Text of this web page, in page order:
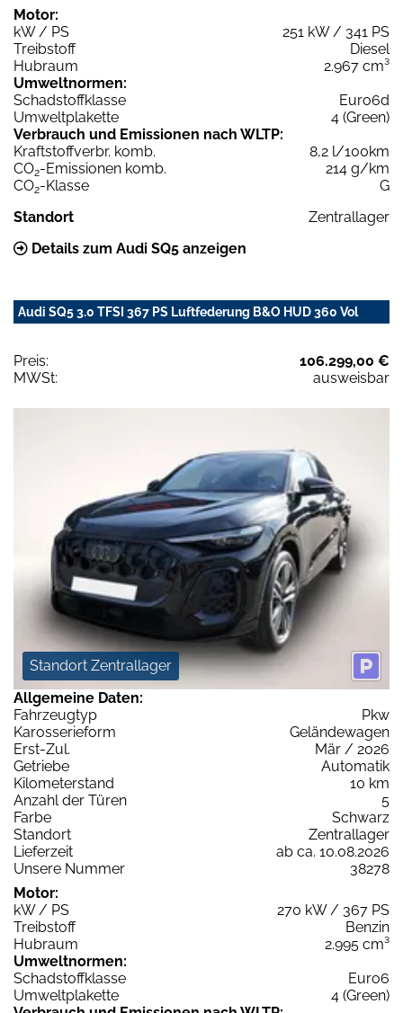
Motor:
kW / PS
251 kW / 341 PS
Treibstoff
Diesel
Hubraum
2.967 cm³
Umweltnormen:
Schadstoffklasse
Euro6d
Umweltplakette
4 (Green)
Verbrauch und Emissionen nach WLTP:
Kraftstoffverbr. komb.
8,2 l/100km
CO2-Emissionen komb.
214 g/km
CO2-Klasse
G
Standort
Zentrallager
Details zum Audi SQ5 anzeigen
Audi SQ5 3.0 TFSI 367 PS Luftfederung B&O HUD 360 Vol
Preis:
106.299,00 €
MWSt:
ausweisbar
Standort Zentrallager
Allgemeine Daten:
Fahrzeugtyp
Pkw
Karosserieform
Geländewagen
Erst-Zul.
Mär / 2026
Getriebe
Automatik
Kilometerstand
10 km
Anzahl der Türen
5
Farbe
Schwarz
Standort
Zentrallager
Lieferzeit
ab ca. 10.08.2026
Unsere Nummer
38278
Motor:
kW / PS
270 kW / 367 PS
Treibstoff
Benzin
Hubraum
2.995 cm³
Umweltnormen:
Schadstoffklasse
Euro6
Umweltplakette
4 (Green)